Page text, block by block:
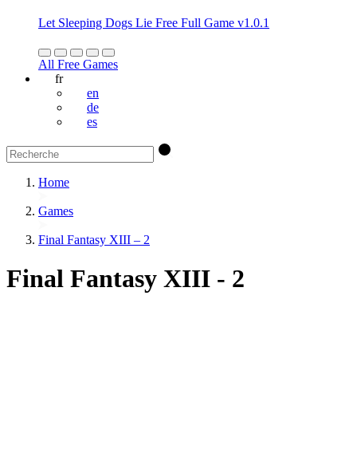
Let Sleeping Dogs Lie Free Full Game v1.0.1
All Free Games
fr
en
de
es
Home
Games
Final Fantasy XIII – 2
Final Fantasy XIII - 2